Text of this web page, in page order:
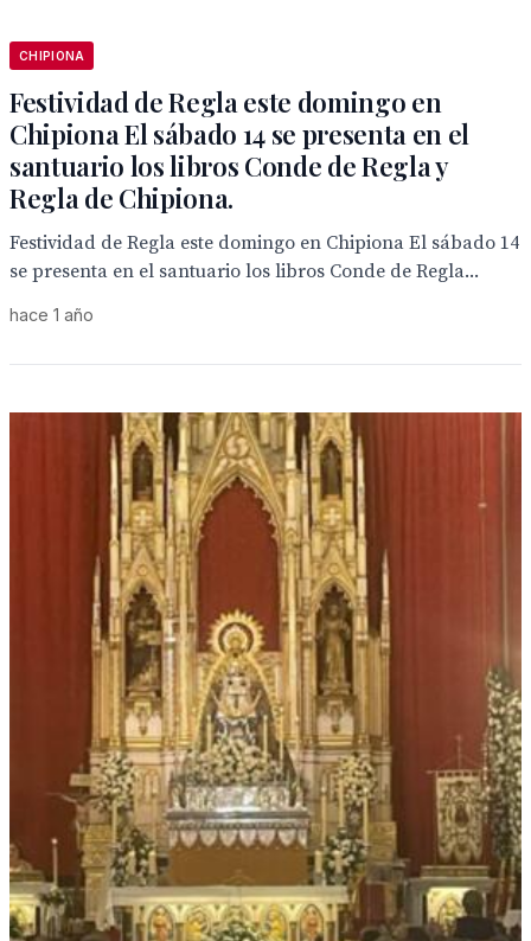
CHIPIONA
Festividad de Regla este domingo en
Chipiona El sábado 14 se presenta en el
santuario los libros Conde de Regla y
Regla de Chipiona.
Festividad de Regla este domingo en Chipiona El sábado 14
se presenta en el santuario los libros Conde de Regla...
hace 1 año